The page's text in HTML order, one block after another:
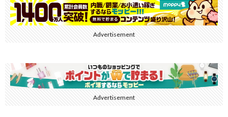
Advertisement
Advertisement